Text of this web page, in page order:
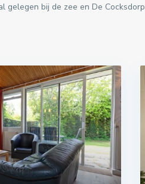
gelegen bij de zee en De Cocksdorp